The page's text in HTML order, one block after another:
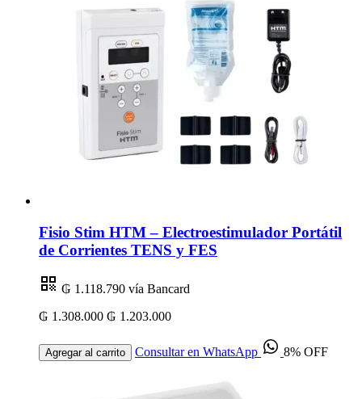
Fisio Stim HTM – Electroestimulador Portátil
de Corrientes TENS y FES
₲ 1.118.790 vía Bancard
₲ 1.308.000 ₲ 1.203.000
Agregar al carrito Consultar en WhatsApp 8% OFF